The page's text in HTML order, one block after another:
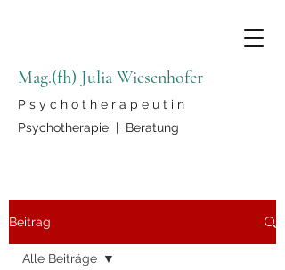
Mag.(fh) Julia Wiesenhofer
P s y c h o t h e r a p e u t i n
Psychotherapie | Beratung
Beitrag
Alle Beiträge